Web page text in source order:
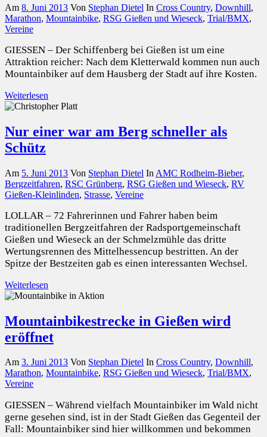
Am 8. Juni 2013 Von Stephan Dietel In Cross Country, Downhill,
Marathon, Mountainbike, RSG Gießen und Wieseck, Trial/BMX,
Vereine
GIESSEN – Der Schiffenberg bei Gießen ist um eine
Attraktion reicher: Nach dem Kletterwald kommen nun auch
Mountainbiker auf dem Hausberg der Stadt auf ihre Kosten.
Weiterlesen
Nur einer war am Berg schneller als
Schütz
Am 5. Juni 2013 Von Stephan Dietel In AMC Rodheim-Bieber,
Bergzeitfahren, RSC Grünberg, RSG Gießen und Wieseck, RV
Gießen-Kleinlinden, Strasse, Vereine
LOLLAR – 72 Fahrerinnen und Fahrer haben beim
traditionellen Bergzeitfahren der Radsportgemeinschaft
Gießen und Wieseck an der Schmelzmühle das dritte
Wertungsrennen des Mittelhessencup bestritten. An der
Spitze der Bestzeiten gab es einen interessanten Wechsel.
Weiterlesen
Mountainbikestrecke in Gießen wird
eröffnet
Am 3. Juni 2013 Von Stephan Dietel In Cross Country, Downhill,
Marathon, Mountainbike, RSG Gießen und Wieseck, Trial/BMX,
Vereine
GIESSEN – Während vielfach Mountainbiker im Wald nicht
gerne gesehen sind, ist in der Stadt Gießen das Gegenteil der
Fall: Mountainbiker sind hier willkommen und bekommen